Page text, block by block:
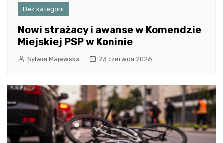
Bez kategorii
Nowi strażacy i awanse w Komendzie
Miejskiej PSP w Koninie
Sylwia Majewska 23 czerwca 2026